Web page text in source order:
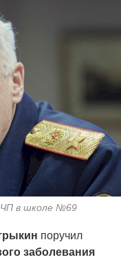
ЧП в школе №69
поручил
заболевания